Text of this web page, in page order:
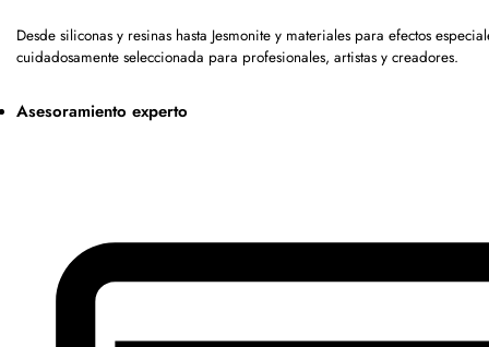
Desde siliconas y resinas hasta Jesmonite y materiales para efectos
cuidadosamente seleccionada para profesionales, artistas y creadores.
Asesoramiento experto